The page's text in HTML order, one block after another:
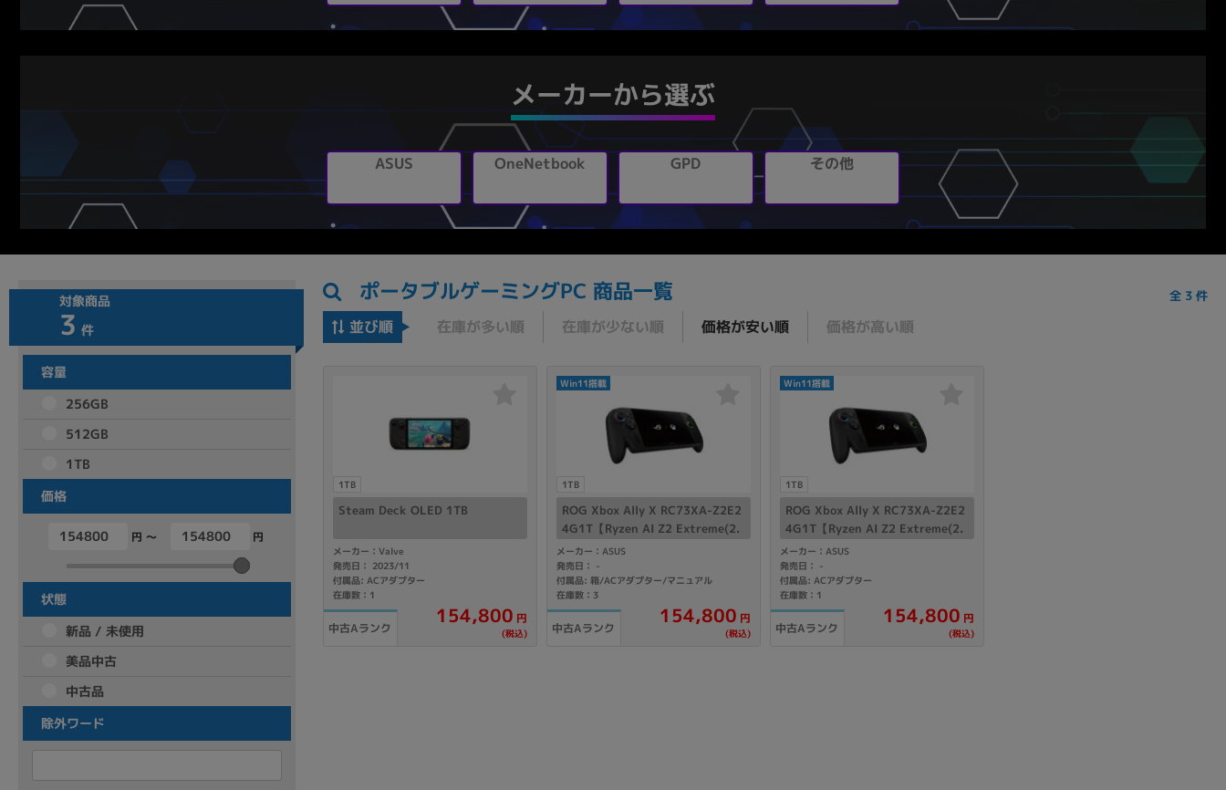
メーカーから選ぶ
ASUS OneNetbook GPD その他
対象商品
3 件
容量
256GB
512GB
1TB
価格
円 ～ 円
状態
新品 / 未使用
美品中古
中古品
除外ワード
ポータブルゲーミングPC 商品一覧 全 3件
並び順 在庫が多い順 在庫が少ない順 価格が安い順 価格が高い順
1TB
Steam Deck OLED 1TB
メーカー：Valve
発売日： 2023/11
付属品: ACアダプター
在庫数：1
中古Aランク
154,800 円
(税込)
1TB
Win11搭載
ROG Xbox Ally X RC73XA-Z2E2
4G1T【Ryzen AI Z2 Extreme(2.
0GHz)/24GB/1TB SSD/Win11H
ome】
メーカー：ASUS
発売日： -
付属品: 箱/ACアダプター/マニュアル
在庫数：3
中古Aランク
154,800 円
(税込)
1TB
Win11搭載
ROG Xbox Ally X RC73XA-Z2E2
4G1T【Ryzen AI Z2 Extreme(2.
0GHz)/24GB/1TB SSD/Win11H
ome】
メーカー：ASUS
発売日： -
付属品: ACアダプター
在庫数：1
中古Aランク
154,800 円
(税込)